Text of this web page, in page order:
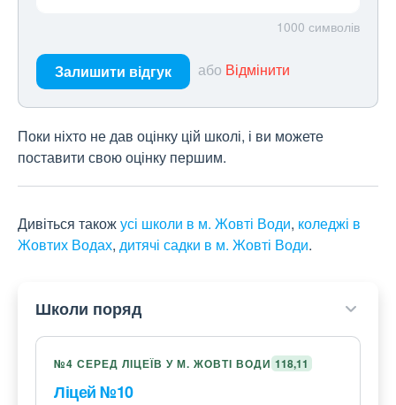
1000 символів
Залишити відгук або Відмінити
Поки ніхто не дав оцінку цій школі, і ви можете
поставити свою оцінку першим.
Дивіться такожусі школи в м. Жовті Води, коледжі в
Жовтих Водах, дитячі садки в м. Жовті Води.
Школи поряд
№4 СЕРЕД ЛІЦЕЇВ У М. ЖОВТІ ВОДИ 118,11
Ліцей №10